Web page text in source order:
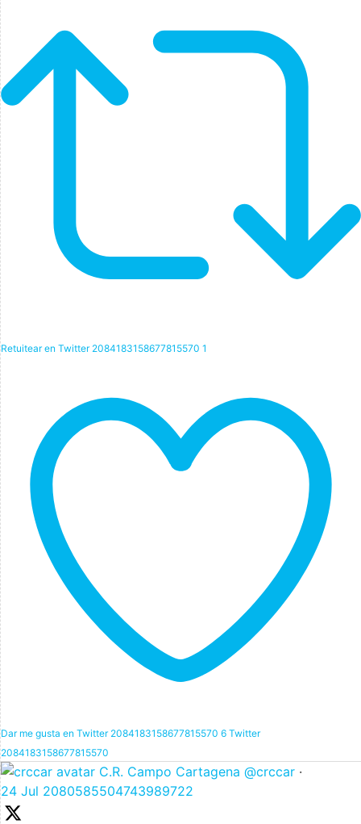
Retuitear en Twitter 2084183158677815570 1
Dar me gusta en Twitter 2084183158677815570 6 Twitter
2084183158677815570
C.R. Campo Cartagena @crccar ·
24 Jul 2080585504743989722